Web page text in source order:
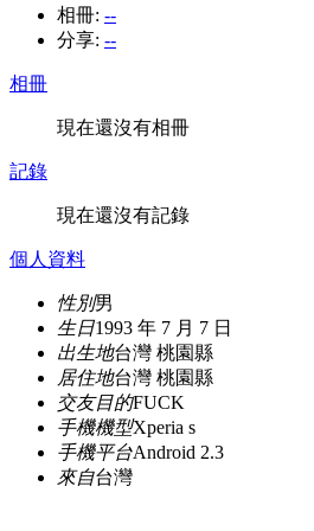
相冊: --
分享: --
相冊
現在還沒有相冊
記錄
現在還沒有記錄
個人資料
性別男
生日1993 年 7 月 7 日
出生地台灣 桃園縣
居住地台灣 桃園縣
交友目的FUCK
手機機型Xperia s
手機平台Android 2.3
來自台灣